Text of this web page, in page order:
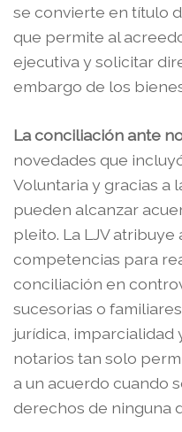
se convierte en título
que permite al
ejecutiva y solicitar
embargo de los
La conciliación ante
novedades que
Voluntaria y gracias a
pueden alcanzar
pleito. La LJV atribuye
competencias para
conciliación en
sucesorias o
jurídica, imparcialidad
notarios tan solo
a un acuerdo cuando
derechos de ninguna